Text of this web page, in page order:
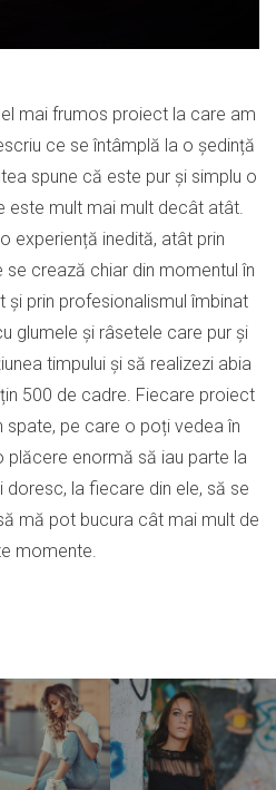
mai frumos proiect la care am
ce se întâmplă la o ședință
spune că este pur și simplu o
este mult mai mult decât atât.
experiență inedită, atât prin
crează chiar din momentul în
și prin profesionalismul îmbinat
glumele și râsetele care pur și
timpului și să realizezi abia
500 de cadre. Fiecare proiect
pe care o poți vedea în
enormă să iau parte la
la fiecare din ele, să se
mă pot bucura cât mai mult de
momente.